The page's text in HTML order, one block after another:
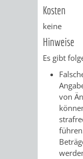
Kosten
keine
Hinweise
Es gibt
von